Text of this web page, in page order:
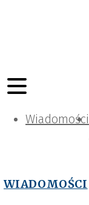
Wiadomości
WIADOMOŚCI